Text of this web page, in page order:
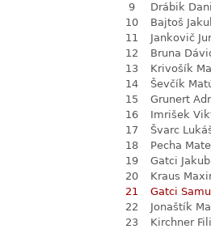
9
Drábik
10
Bajtoš
11
Jankovič
12
Bruna
13
Krivošík
14
Ševčík
15
Grunert
16
Imrišek
17
Švarc
18
Pecha
19
Gatci Jakub
20
Kraus
21
Gatci
22
Jonaštík
23
Kirchner